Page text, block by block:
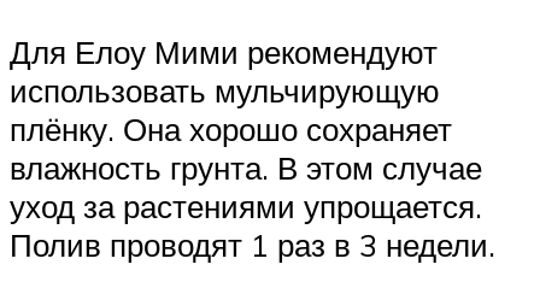
Для Елоу Мими рекомендуют
использовать мульчирующую
плёнку. Она хорошо сохраняет
влажность грунта. В этом случае
уход за растениями упрощается.
Полив проводят 1 раз в 3 недели.